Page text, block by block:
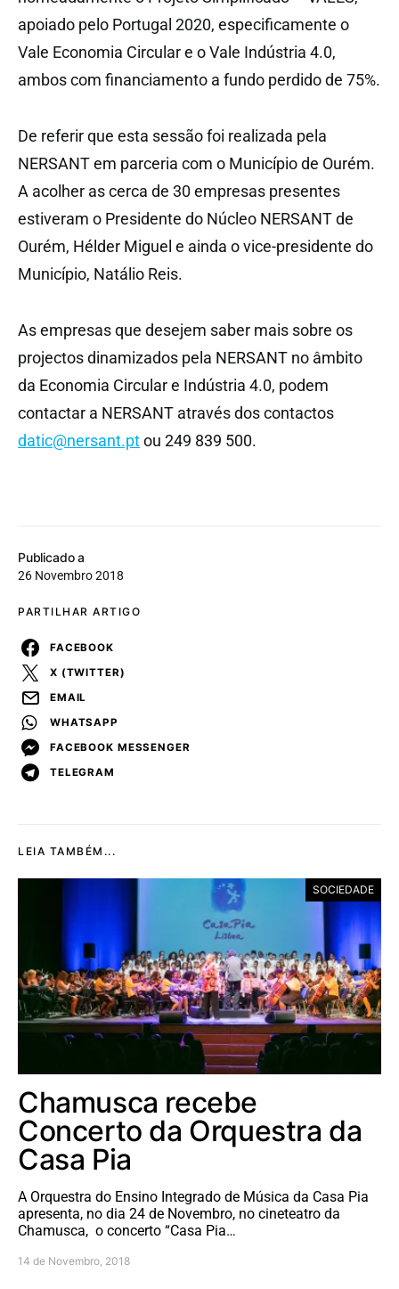
Publicado a
26 Novembro 2018
PARTILHAR ARTIGO
FACEBOOK
X (TWITTER)
EMAIL
WHATSAPP
FACEBOOK MESSENGER
TELEGRAM
apoiado pelo Portugal 2020, especificamente o
Vale Economia Circular e o Vale Indústria 4.0,
ambos com financiamento a fundo perdido de 75%.
De referir que esta sessão foi realizada pela
NERSANT em parceria com o Município de Ourém.
A acolher as cerca de 30 empresas presentes
estiveram o Presidente do Núcleo NERSANT de
Ourém, Hélder Miguel e ainda o vice-presidente do
Município, Natálio Reis.
As empresas que desejem saber mais sobre os
projectos dinamizados pela NERSANT no âmbito
da Economia Circular e Indústria 4.0, podem
contactar a NERSANT através dos contactos
datic@nersant.ptou 249 839 500.
LEIA TAMBÉM...
SOCIEDADE
Chamusca recebe
Concerto da Orquestra da
Casa Pia
A Orquestra do Ensino Integrado de Música da Casa Pia
apresenta, no dia 24 de Novembro, no cineteatro da
Chamusca, o concerto “Casa Pia…
14 de Novembro, 2018